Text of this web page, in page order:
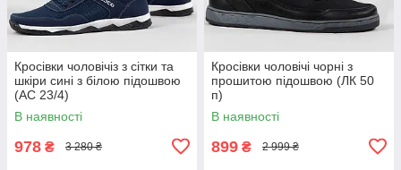
Кросівки чоловічіз з сітки та
шкіри сині з білою підошвою
(АС 23/4)
В наявності
978 ₴ 3 280 ₴
Кросівки чоловічі чорні з
прошитою підошвою (ЛК 50
п)
В наявності
899 ₴ 2 999 ₴